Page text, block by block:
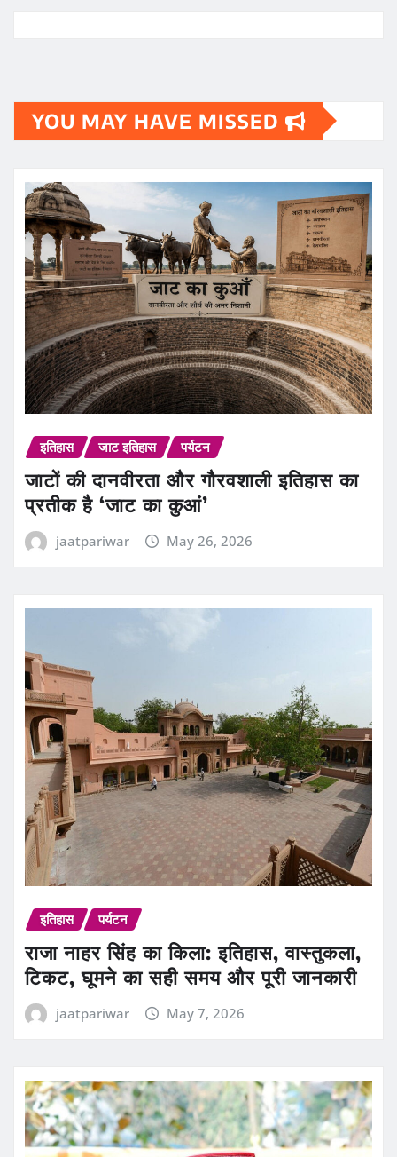
YOU MAY HAVE MISSED
इतिहास जाट इतिहास पर्यटन
जाटों की दानवीरता और गौरवशाली इतिहास का
प्रतीक है ‘जाट का कुआं’
jaatpariwar May 26, 2026
इतिहास पर्यटन
राजा नाहर सिंह का किला: इतिहास, वास्तुकला,
टिकट, घूमने का सही समय और पूरी जानकारी
jaatpariwar May 7, 2026